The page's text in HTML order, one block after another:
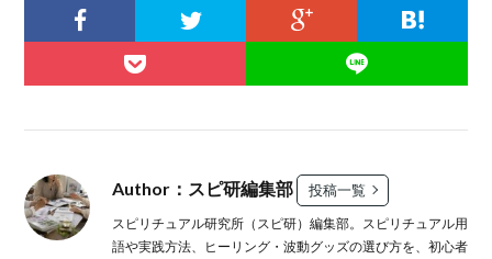
Author：スピ研編集部 投稿一覧
スピリチュアル研究所（スピ研）編集部。スピリチュアル用
語や実践方法、ヒーリング・波動グッズの選び方を、初心者